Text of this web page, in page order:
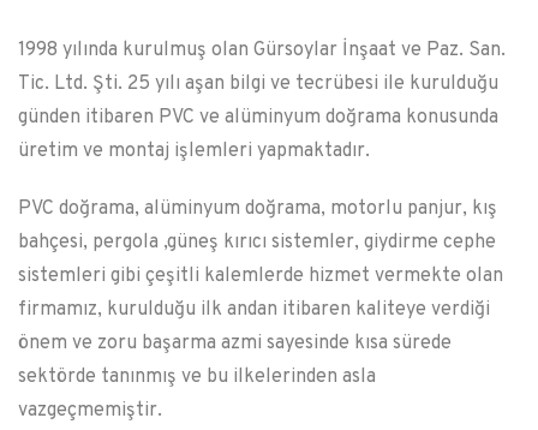
1998 yılında kurulmuş olan Gürsoylar İnşaat ve Paz. San.
Tic. Ltd. Şti. 25 yılı aşan bilgi ve tecrübesi ile kurulduğu
günden itibaren PVC ve alüminyum doğrama konusunda
üretim ve montaj işlemleri yapmaktadır.
PVC doğrama, alüminyum doğrama, motorlu panjur, kış
bahçesi, pergola ,güneş kırıcı sistemler, giydirme cephe
sistemleri gibi çeşitli kalemlerde hizmet vermekte olan
firmamız, kurulduğu ilk andan itibaren kaliteye verdiği
önem ve zoru başarma azmi sayesinde kısa sürede
sektörde tanınmış ve bu ilkelerinden asla
vazgeçmemiştir.